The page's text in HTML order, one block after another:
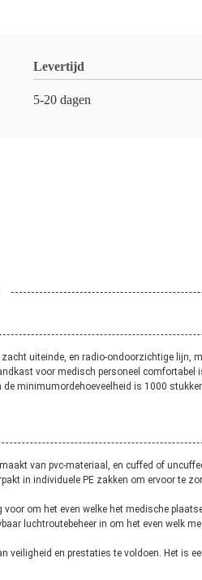
Levertijd
5-20 dagen
uiteinde, en radio-ondoorzichtige lijn,
voor medisch personeel comfortabel
minimumordehoeveelheid is 1000
van pvc-materiaal, en cuffed of
in individuele PE zakken om ervoor te
om het even welke het medische
luchtroutebeheer in om het even welk
veiligheid en prestaties te voldoen. Het is